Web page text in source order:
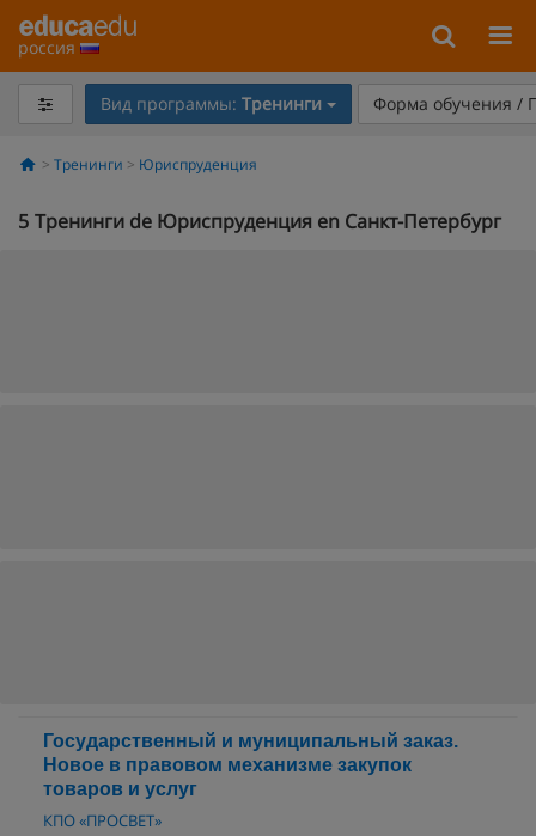
россия
Вид программы: Тренинги Форма обучения /
Тренинги Юриспруденция
5 Тренинги de Юриспруденция en Санкт-Петербург
Государственный и муниципальный заказ.
Новое в правовом механизме закупок
товаров и услуг
КПО «ПРОСВЕТ»